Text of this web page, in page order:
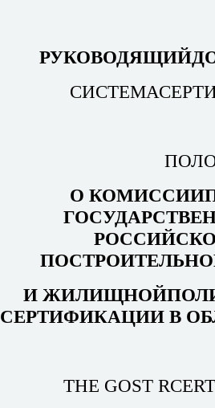
О
И
СЕРТИФИКАЦИИ В
THE GOST